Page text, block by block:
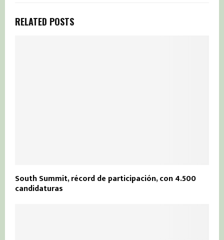
RELATED POSTS
South Summit, récord de participación, con 4.500
candidaturas